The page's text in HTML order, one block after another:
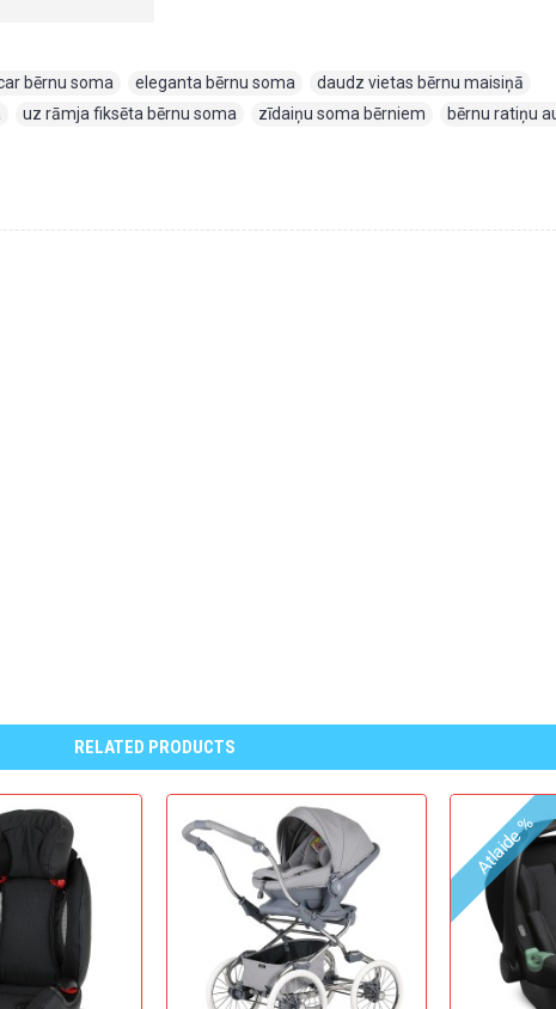
bērnu soma eleganta bērnu soma daudz vietas bērnu maisiņā
uz rāmja fiksēta bērnu soma zīdaiņu soma bērniem bērnu ratiņu
RELATED PRODUCTS
Atlaide %